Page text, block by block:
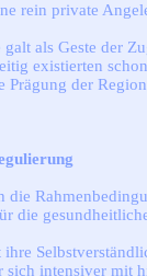
rein private
als Geste der
existierten
Prägung der
die
intensiver mit